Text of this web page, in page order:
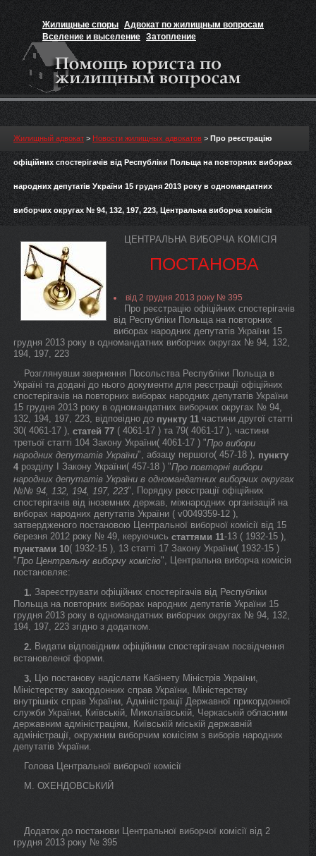
Жилищные споры Адвокат по жилищным вопросам
Вселение и выселение Затопление
Признание прав на жильё
Жилищный адвокат > Новости жилищных адвокатов > Про реєстрацію
офіційних спостерігачів від Республіки Польща на повторних виборах
народних депутатів України 15 грудня 2013 року в одномандатних
виборчих округах № 94, 132, 197, 223, Центральна виборча комісія
ЦЕНТРАЛЬНА ВИБОРЧА КОМІСІЯ
ПОСТАНОВА
від 2 грудня 2013 року № 395
Про реєстрацію офіційних спостерігачів
від Республіки Польща на повторних
виборах народних депутатів України 15
грудня 2013 року в одномандатних виборчих округах № 94, 132,
194, 197, 223
Розглянувши звернення Посольства Республіки Польща в
Україні та додані до нього документи для реєстрації офіційних
спостерігачів на повторних виборах народних депутатів України
15 грудня 2013 року в одномандатних виборчих округах № 94,
132, 194, 197, 223, відповідно до пункту 11 частини другої статті
30( 4061-17 ), статей 77 ( 4061-17 ) та 79( 4061-17 ), частини
третьої статті 104 Закону України( 4061-17 ) "Про вибори
народних депутатів України", абзацу першого( 457-18 ), пункту
4 розділу I Закону України( 457-18 ) "Про повторні вибори
народних депутатів України в одномандатних виборчих округах
№№ 94, 132, 194, 197, 223", Порядку реєстрації офіційних
спостерігачів від іноземних держав, міжнародних організацій на
виборах народних депутатів України ( v0049359-12 ),
затвердженого постановою Центральної виборчої комісії від 15
березня 2012 року № 49, керуючись статтями 11-13 ( 1932-15 ),
пунктами 10( 1932-15 ), 13 статті 17 Закону України( 1932-15 )
"Про Центральну виборчу комісію", Центральна виборча комісія
постановляє:
1. Зареєструвати офіційних спостерігачів від Республіки
Польща на повторних виборах народних депутатів України 15
грудня 2013 року в одномандатних виборчих округах № 94, 132,
194, 197, 223 згідно з додатком.
2. Видати відповідним офіційним спостерігачам посвідчення
встановленої форми.
3. Цю постанову надіслати Кабінету Міністрів України,
Міністерству закордонних справ України, Міністерству
внутрішніх справ України, Адміністрації Державної прикордонної
служби України, Київській, Миколаївській, Черкаській обласним
державним адміністраціям, Київській міській державній
адміністрації, окружним виборчим комісіям з виборів народних
депутатів України.
Голова Центральної виборчої комісії
М. ОХЕНДОВСЬКИЙ
Додаток до постанови Центральної виборчої комісії від 2
грудня 2013 року № 395